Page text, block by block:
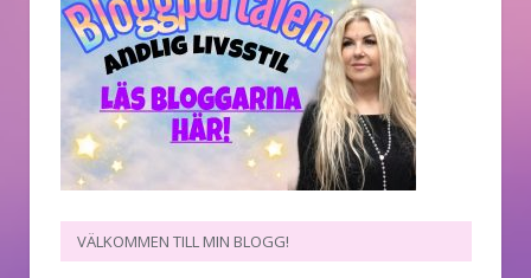
VÄLKOMMEN TILL MIN BLOGG!